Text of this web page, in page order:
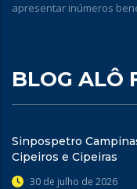
apresentar inúmeros
BLOG ALÔ
Sinpospetro
Cipeiros e Cipeiras
30 de julho de 2026